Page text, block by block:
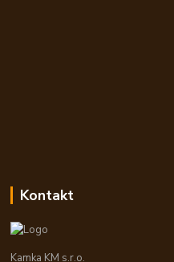
Kontakt
Kamka KM s.r.o.